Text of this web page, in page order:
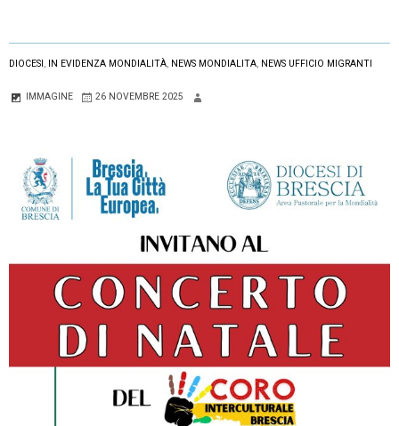
DIOCESI IN EVIDENZA MONDIALITÀ NEWS MONDIALITA NEWS UFFICIO MIGRANTI
IMMAGINE 26 NOVEMBRE 2025